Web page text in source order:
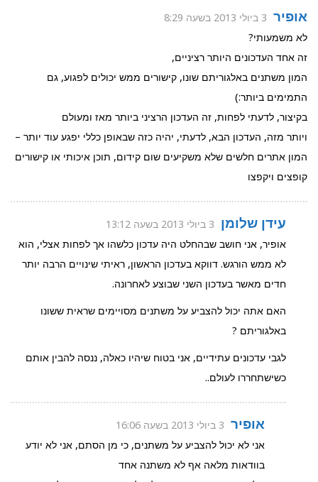
אופיר 3 ביולי 2013 בשעה 8:29
לא משמעותי?
זה אחד העדכונים היותר רציניים,
המון משתנים באלגוריתם שונו, קישורים ממש יכולים לפגוע, גם
התמימים ביותר:)
בקיצור, לדעתי לפחות, זה העדכון הרציני ביותר מאז ומעולם
ויותר מזה, העדכון הבא, לדעתי, יהיה כזה שבאופן כללי יפגע עוד יותר –
המון אתרים חלשים שלא משקיעים שום קידום, תוכן איכותי או קישורים
קופצים ויקפצו
עידן שלומן 3 ביולי 2013 בשעה 13:12
אופיר, אני חושב שבהחלט היה עדכון כלשהו אך לפחות אצלי, הוא
לא ממש הורגש. דווקא בעדכון הראשון, ראיתי שינויים הרבה יותר
חדים מאשר בעדכון השני שבוצע לאחרונה.
האם אתה יכול להצביע על משתנים מסויימים שראית ששונו
באלגוריתם ?
לגבי עדכונים עתידיים, אני בטוח שיהיו כאלה, ננסה להבין אותם
כשישתחררו לעולם..
אופיר 3 ביולי 2013 בשעה 16:06
אני לא יכול להצביע על משתנים, כי מן הסתם, אני לא יודע
בוודאות מלאה אף לא משתנה אחד